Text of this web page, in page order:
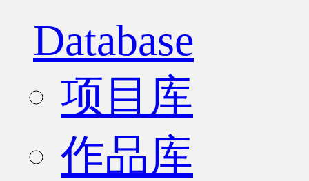
Database
项目库
作品库